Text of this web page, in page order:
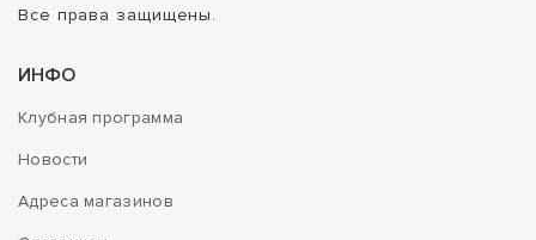
Все права защищены.
ИНФО
Клубная программа
Новости
Адреса магазинов